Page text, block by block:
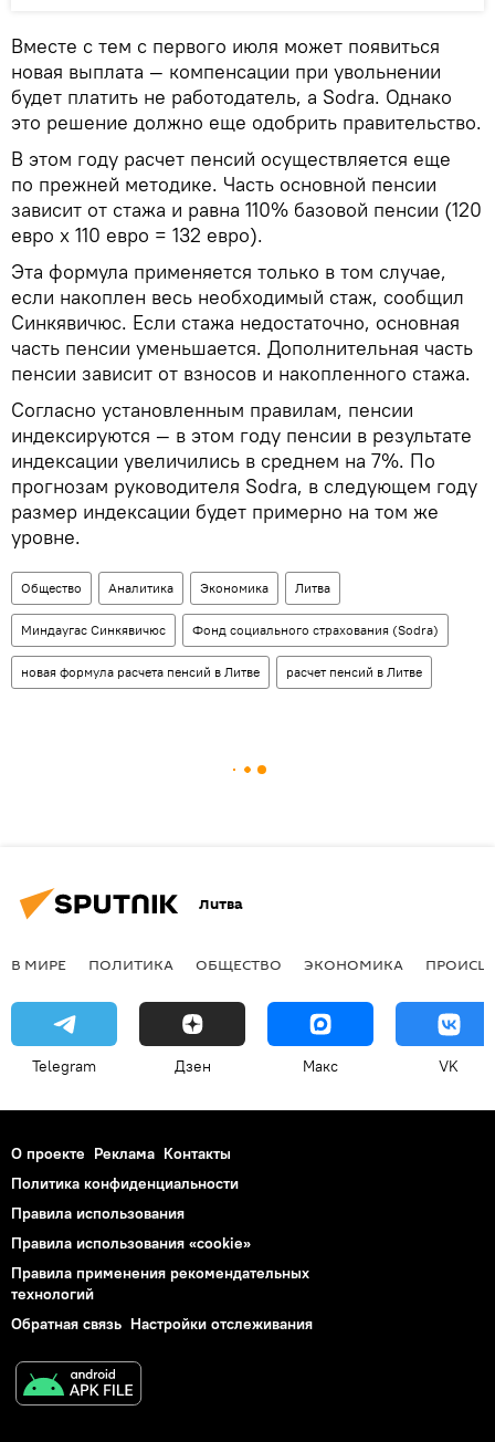
Вместе с тем с первого июля может появиться
новая выплата — компенсации при увольнении
будет платить не работодатель, а Sodra. Однако
это решение должно еще одобрить правительство.
В этом году расчет пенсий осуществляется еще
по прежней методике. Часть основной пенсии
зависит от стажа и равна 110% базовой пенсии (120
евро х 110 евро = 132 евро).
Эта формула применяется только в том случае,
если накоплен весь необходимый стаж, сообщил
Синкявичюс. Если стажа недостаточно, основная
часть пенсии уменьшается. Дополнительная часть
пенсии зависит от взносов и накопленного стажа.
Согласно установленным правилам, пенсии
индексируются — в этом году пенсии в результате
индексации увеличились в среднем на 7%. По
прогнозам руководителя Sodra, в следующем году
размер индексации будет примерно на том же
уровне.
Общество Аналитика Экономика Литва
Миндаугас Синкявичюс Фонд социального страхования (Sodra)
новая формула расчета пенсий в Литве расчет пенсий в Литве
Литва
В МИРЕ ПОЛИТИКА ОБЩЕСТВО ЭКОНОМИКА
Telegram Дзен Макс VK
О проекте Реклама Контакты
Политика конфиденциальности
Правила использования
Правила использования «cookie»
Правила применения рекомендательных
технологий
Обратная связь Настройки отслеживания